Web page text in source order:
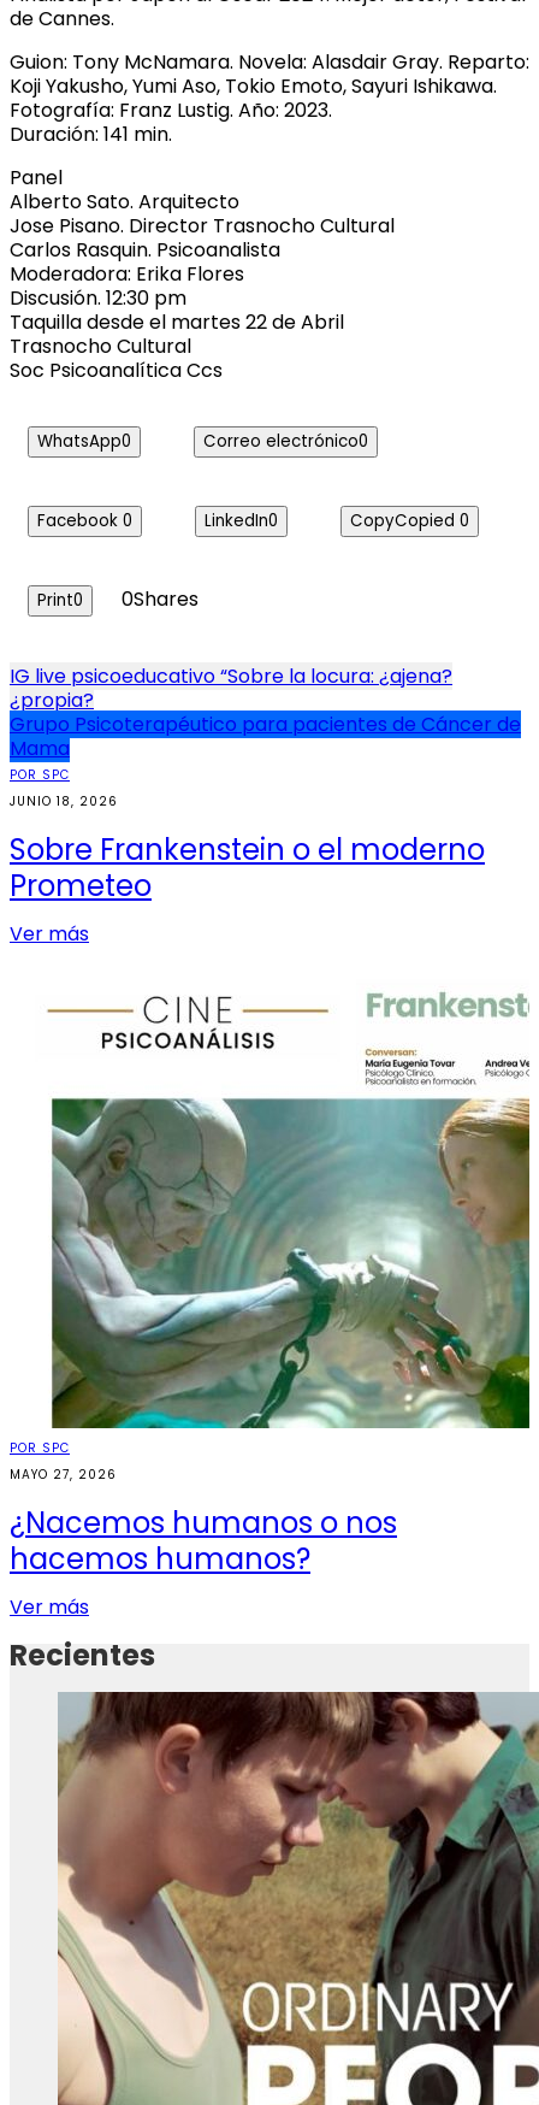
de Cannes.
Guion: Tony McNamara. Novela: Alasdair Gray. Reparto:
Koji Yakusho, Yumi Aso, Tokio Emoto, Sayuri Ishikawa.
Fotografía: Franz Lustig. Año: 2023.
Duración: 141 min.
Panel
Alberto Sato. Arquitecto
Jose Pisano. Director Trasnocho Cultural
Carlos Rasquin. Psicoanalista
Moderadora: Erika Flores
Discusión. 12:30 pm
Taquilla desde el martes 22 de Abril
Trasnocho Cultural
Soc Psicoanalítica Ccs
WhatsApp0 Correo electrónico0
Facebook 0 LinkedIn0 CopyCopied 0
Print0 0Shares
Navegación
de
entradas
IG live psicoeducativo “Sobre la locura: ¿ajena?
¿propia?
Grupo Psicoterapéutico para pacientes de Cáncer de
Mama
POR SPC
JUNIO 18, 2026
Sobre Frankenstein o el moderno
Prometeo
Ver más
POR SPC
MAYO 27, 2026
¿Nacemos humanos o nos
hacemos humanos?
Ver más
Recientes